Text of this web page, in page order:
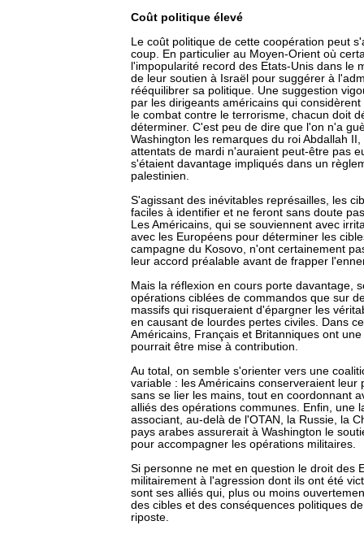
Coût politique élevé
Le coût politique de cette coopération peut
coup. En particulier au Moyen-Orient où
l'impopularité record des Etats-Unis dans le
de leur soutien à Israël pour suggérer à
rééquilibrer sa politique. Une suggestion
par les dirigeants américains qui
le combat contre le terrorisme, chacun doit
déterminer. C'est peu de dire que l'on n'a
Washington les remarques du roi Abdallah
attentats de mardi n'auraient peut-être pas
s'étaient davantage impliqués dans un
palestinien.
S'agissant des inévitables représailles, les
faciles à identifier et ne feront sans doute
Les Américains, qui se souviennent avec
avec les Européens pour déterminer les
campagne du Kosovo, n'ont certainement
leur accord préalable avant de frapper
Mais la réflexion en cours porte davantage,
opérations ciblées de commandos que sur
massifs qui risqueraient d'épargner les
en causant de lourdes pertes civiles. Dans
Américains, Français et Britanniques ont
pourrait être mise à contribution.
Au total, on semble s'orienter vers une
variable : les Américains conserveraient leur
sans se lier les mains, tout en coordonnant
alliés des opérations communes. Enfin, une
associant, au-delà de l'OTAN, la Russie, la
pays arabes assurerait à Washington le
pour accompagner les opérations militaires.
Si personne ne met en question le droit des
militairement à l'agression dont ils ont été
sont ses alliés qui, plus ou moins
des cibles et des conséquences politiques
riposte.